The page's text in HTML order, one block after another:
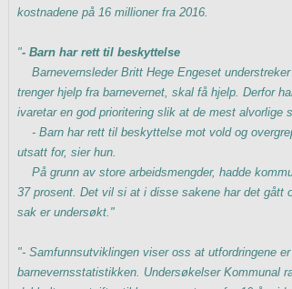
kostnadene på 16 millioner fra 2016.
"- Barn har rett til beskyttelse
Barnevernsleder Britt Hege Engeset
trenger hjelp fra barnevernet, skal få hjelp. Derfor
ivaretar en god prioritering slik at de mest alvorlige
- Barn har rett til beskyttelse mot vold og
utsatt for, sier hun.
På grunn av store arbeidsmengder, hadde
37 prosent. Det vil si at i disse sakene har det gått
sak er undersøkt."
"- Samfunnsutviklingen viser oss at utfordringene
barnevernsstatistikken. Undersøkelser Kommunal